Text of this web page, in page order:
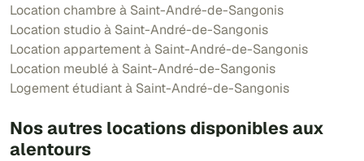
Location chambre à Saint-André-de-Sangonis
Location studio à Saint-André-de-Sangonis
Location appartement à Saint-André-de-Sangonis
Location meublé à Saint-André-de-Sangonis
Logement étudiant à Saint-André-de-Sangonis
Nos autres locations disponibles aux
alentours